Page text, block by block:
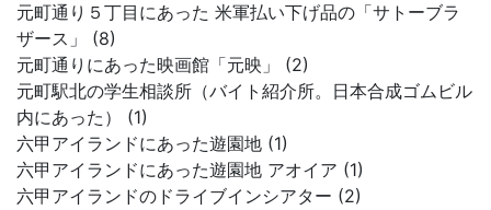
元町通り５丁目にあった 米軍払い下げ品の「サトーブラ
ザース」 (8)
元町通りにあった映画館「元映」 (2)
元町駅北の学生相談所（バイト紹介所。日本合成ゴムビル
内にあった） (1)
六甲アイランドにあった遊園地 (1)
六甲アイランドにあった遊園地 アオイア (1)
六甲アイランドのドライブインシアター (2)